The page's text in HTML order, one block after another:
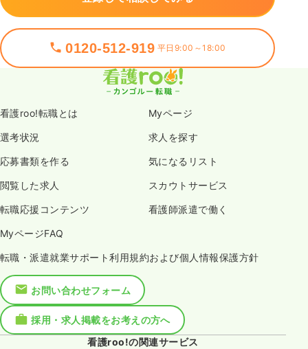
0120-512-919 平日9:00～18:00
看護roo!転職とは Myページ
選考状況 求人を探す
応募書類を作る 気になるリスト
閲覧した求人 スカウトサービス
転職応援コンテンツ 看護師派遣で働く
MyページFAQ
転職・派遣就業サポート利用規約および個人情報保護方針
お問い合わせフォーム
採用・求人掲載をお考えの方へ
看護roo!の関連サービス